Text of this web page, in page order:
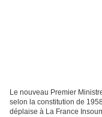
Le nouveau Premier
selon la constitution de
déplaise à La France